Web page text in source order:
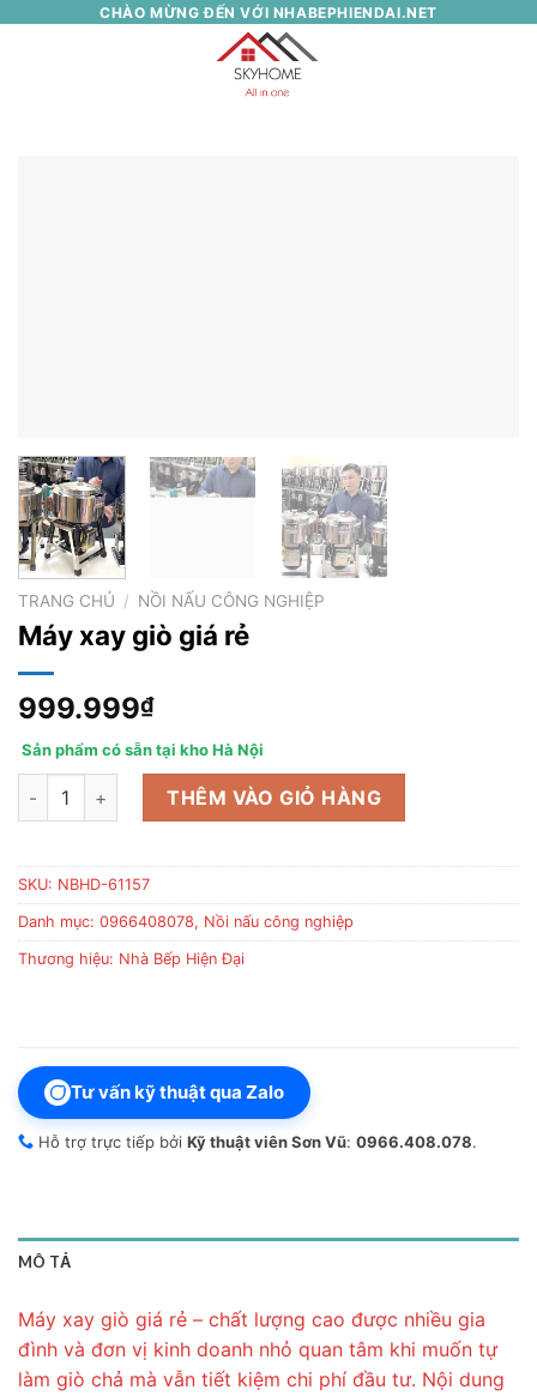
CHÀO MỪNG ĐẾN VỚI NHABEPHIENDAI.NET
TRANG CHỦ / NỒI NẤU CÔNG NGHIỆP
Máy xay giò giá rẻ
999.999₫
Sản phẩm có sẵn tại kho Hà Nội
Máy xay giò giá rẻ số lượngTHÊM VÀO GIỎ HÀNG
SKU: NBHD-61157
Danh mục: 0966408078, Nồi nấu công nghiệp
Thương hiệu: Nhà Bếp Hiện Đại
Tư vấn kỹ thuật qua Zalo
Hỗ trợ trực tiếp bởi Kỹ thuật viên Sơn Vũ: 0966.408.078.
MÔ TẢ
Máy xay giò giá rẻ – chất lượng cao được nhiều gia
đình và đơn vị kinh doanh nhỏ quan tâm khi muốn tự
làm giò chả mà vẫn tiết kiệm chi phí đầu tư. Nội dung